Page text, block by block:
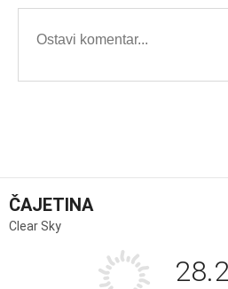
ČAJETINA
Clear Sky
28.2